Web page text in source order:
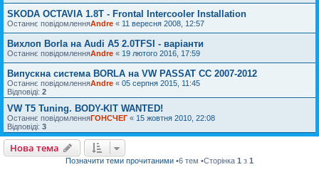
SKODA OCTAVIA 1.8T - Frontal Intercooler Installation
Останнє повідомленняAndre « 11 вересня 2008, 12:57
Вихлоп Borla на Audi A5 2.0TFSI - варіанти
Останнє повідомленняAndre « 19 лютого 2016, 17:59
Випускна система BORLA на VW PASSAT CC 2007-2012
Останнє повідомленняAndre « 05 серпня 2015, 11:45
Відповіді: 2
VW T5 Tuning. BODY-KIT WANTED!
Останнє повідомленняГОНСЧЕГ « 15 жовтня 2010, 22:08
Відповіді: 3
Нова тема
Позначити теми прочитаними •6 тем •Сторінка 1 з 1